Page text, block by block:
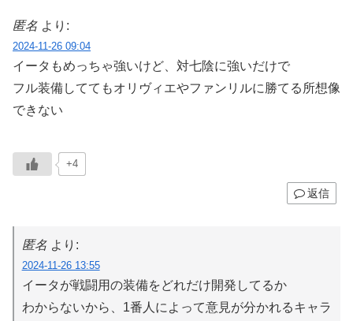
匿名 より:
2024-11-26 09:04
イータもめっちゃ強いけど、対七陰に強いだけで
フル装備しててもオリヴィエやファンリルに勝てる所想像
できない
+4
返信
匿名 より:
2024-11-26 13:55
イータが戦闘用の装備をどれだけ開発してるか
わからないから、1番人によって意見が分かれるキャラ